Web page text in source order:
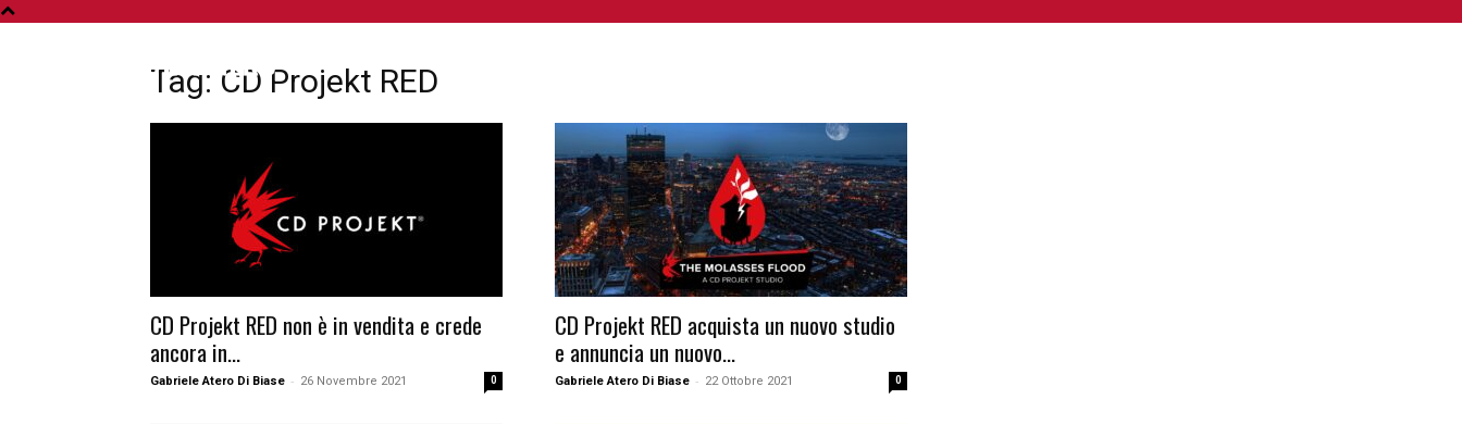
Tag: CD Projekt RED
CD Projekt RED non è in vendita e crede
ancora in...
Gabriele Atero Di Biase - 26 Novembre 2021 0
CD Projekt RED acquista un nuovo studio
e annuncia un nuovo...
Gabriele Atero Di Biase - 22 Ottobre 2021 0